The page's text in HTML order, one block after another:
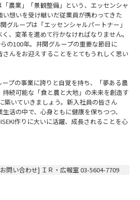
農業」「景観整備」という、エッセンシャ
想いを受け継いだ従業員が携わってきた
グループは「エッセンシャルパートナー」
、変革を進めて行かなければなりません。
の100年。井関グループの重要な節目に
さんをお迎えすることをとてもうれしく思い
プの事業に誇りと自覚を持ち、「夢ある農
続可能な「食と農と大地」の未来を創造す
築いていきましょう。新入社員の皆さん
活の中で、心身ともに健康を保ちつつ、
作りに大いに活躍、成長されることを心
お問い合わせ] ＩＲ・広報室 03-5604-7709